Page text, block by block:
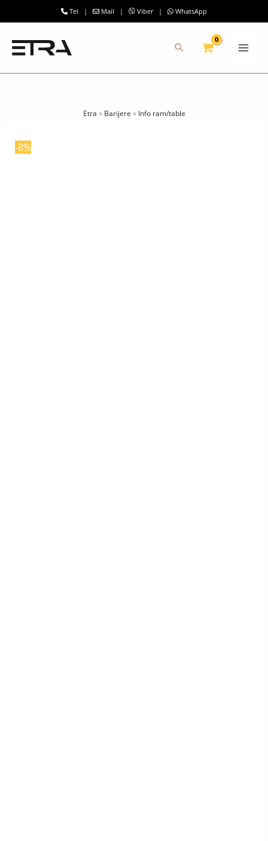
na
sadržaj
Tel | Mail | Viber | WhatsApp
Etra » Barijere » Info ram/table
-8%